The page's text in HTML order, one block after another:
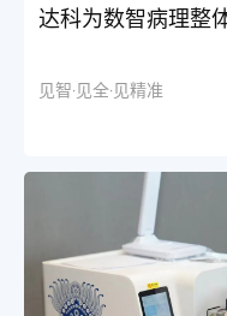
达科为数智病理整
见智·见全·见精准